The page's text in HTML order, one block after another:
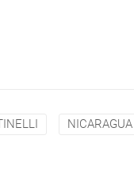
NICARAGUA